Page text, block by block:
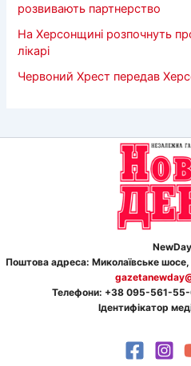
розвивають партнерство
На Херсонщині розпочнуть
лікарі
Червоний Хрест передав
Поштова адреса: Миколаївське
Телефони: +38 095-561-
Ідентифікатор